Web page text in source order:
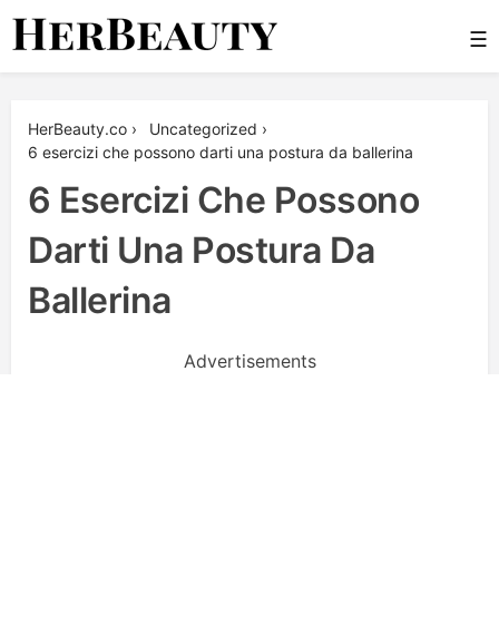
Skip
☰
HerBeauty.co › Uncategorized ›
6 esercizi che possono darti una postura da ballerina
6 Esercizi Che Possono
Darti Una Postura Da
Ballerina
Advertisements